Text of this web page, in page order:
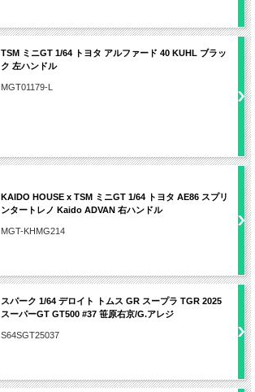
TSM ミニGT 1/64 トヨタ アルファード 40 KUHL ブラッ
ク 左ハンドル
MGT01179-L
KAIDO HOUSE x TSM ミニGT 1/64 トヨタ AE86 スプリ
ンタートレノ Kaido ADVAN 右ハンドル
MGT-KHMG214
スパーク 1/64 デロイト トムス GR スープラ TGR 2025
スーパーGT GT500 #37 笹原右京/G.アレジ
S64SGT25037